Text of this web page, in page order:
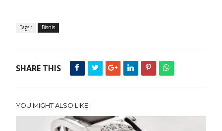
Tags : Bisnis
SHARE THIS
YOU MIGHT ALSO LIKE